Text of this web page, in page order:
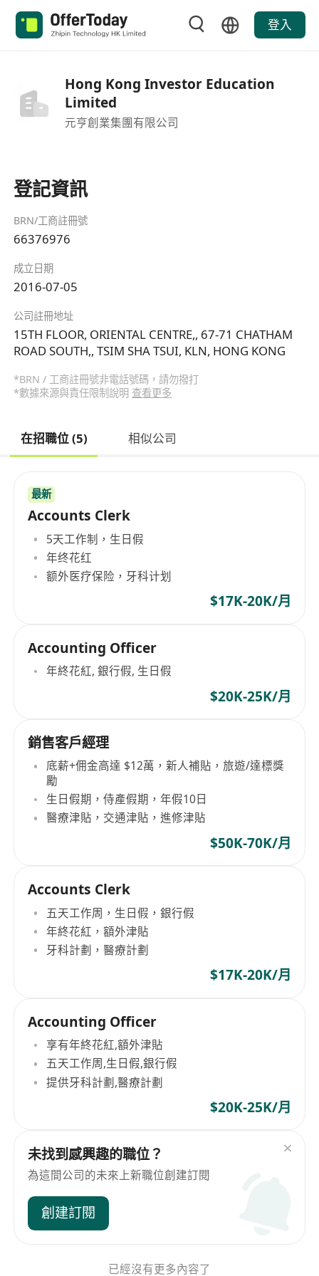
登入
Hong Kong Investor Education
Limited
元亨創業集團有限公司
登記資訊
BRN/工商註冊號
66376976
成立日期
2016-07-05
公司註冊地址
15TH FLOOR, ORIENTAL CENTRE,, 67-71 CHATHAM
ROAD SOUTH,, TSIM SHA TSUI, KLN, HONG KONG
*BRN / 工商註冊號非電話號碼，請勿撥打
*數據來源與責任限制說明 查看更多
在招職位 (5) 相似公司
最新
Accounts Clerk
5天工作制，生日假
年终花红
额外医疗保险，牙科计划
$17K-20K/月
Accounting Officer
年終花紅, 銀行假, 生日假
$20K-25K/月
銷售客戶經理
底薪+佣金高達 $12萬，新人補貼，旅遊/達標獎
勵
生日假期，侍產假期，年假10日
醫療津貼，交通津貼，進修津貼
$50K-70K/月
Accounts Clerk
五天工作周，生日假，銀行假
年終花紅，額外津貼
牙科計劃，醫療計劃
$17K-20K/月
Accounting Officer
享有年終花紅,額外津貼
五天工作周,生日假,銀行假
提供牙科計劃,醫療計劃
$20K-25K/月
未找到感興趣的職位？
為這間公司的未來上新職位創建訂閱
創建訂閱
已經沒有更多內容了